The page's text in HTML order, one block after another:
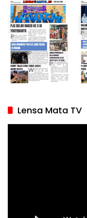
Lensa Mata TV